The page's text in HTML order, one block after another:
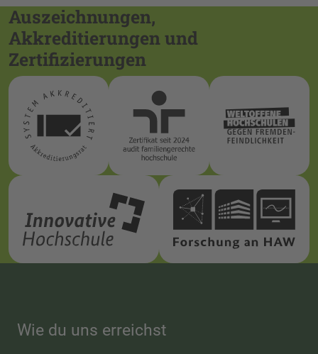
Auszeichnungen,
Akkreditierungen und
Zertifizierungen
Wie du uns erreichst